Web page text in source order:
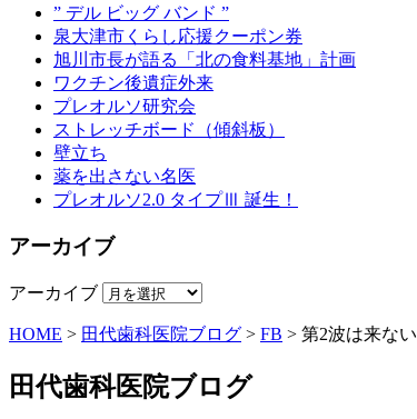
” デル ビッグ バンド ”
泉大津市くらし応援クーポン券
旭川市長が語る「北の食料基地」計画
ワクチン後遺症外来
プレオルソ研究会
ストレッチボード（傾斜板）
壁立ち
薬を出さない名医
プレオルソ2.0 タイプⅢ 誕生！
アーカイブ
アーカイブ
HOME > 田代歯科医院ブログ > FB > 第2波は来ない
田代歯科医院ブログ